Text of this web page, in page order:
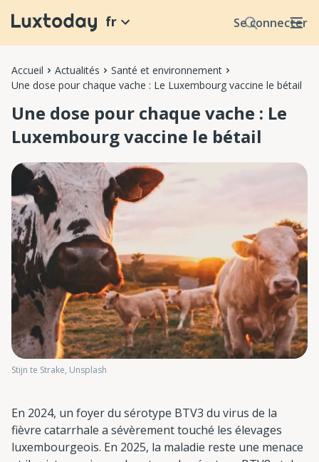
Se connecter
fr
Accueil Actualités
Santé et environnement
Une dose pour chaque vache : Le Luxembourg vaccine le bétail
Une dose pour chaque vache : Le
Luxembourg vaccine le bétail
Stijn te Strake, Unsplash
En 2024, un foyer du sérotype BTV3 du virus de la
fièvre catarrhale a sévèrement touché les élevages
luxembourgeois. En 2025, la maladie reste une menace